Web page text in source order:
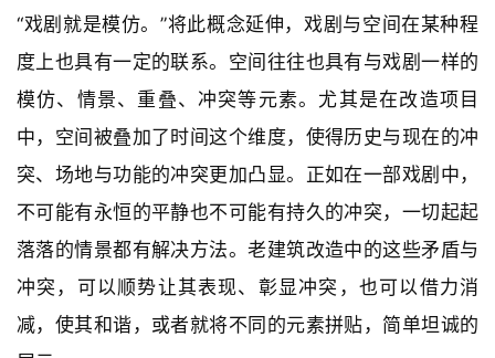
“戏剧就是模仿。”将此概念延伸，戏剧与空间在某种程
度上也具有一定的联系。空间往往也具有与戏剧一样的
模仿、情景、重叠、冲突等元素。尤其是在改造项目
中，空间被叠加了时间这个维度，使得历史与现在的冲
突、场地与功能的冲突更加凸显。正如在一部戏剧中，
不可能有永恒的平静也不可能有持久的冲突，一切起起
落落的情景都有解决方法。老建筑改造中的这些矛盾与
冲突，可以顺势让其表现、彰显冲突，也可以借力消
减，使其和谐，或者就将不同的元素拼贴，简单坦诚的